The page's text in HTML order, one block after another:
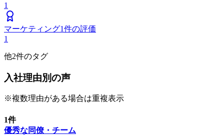
1
マーケティング1件の評価
1
他2件のタグ
入社理由別の声
※複数理由がある場合は重複表示
1件
優秀な同僚・チーム